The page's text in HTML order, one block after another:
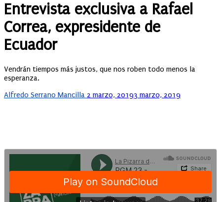
Entrevista exclusiva a Rafael
Correa, expresidente de
Ecuador
Vendrán tiempos más justos, que nos roben todo menos la
esperanza.
Alfredo Serrano Mancilla Posted
2 marzo, 20193 marzo, 2019